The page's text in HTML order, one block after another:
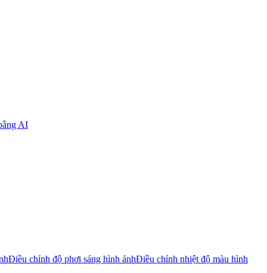
AI
Điều chỉnh độ phơi sáng hình ảnhĐiều chỉnh nhiệt độ màu hình